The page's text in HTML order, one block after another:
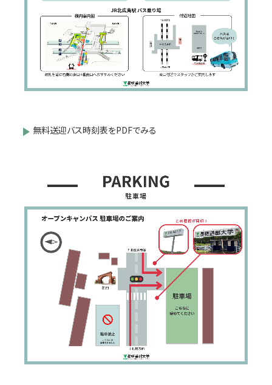
無料送迎バス時刻表をPDFでみる